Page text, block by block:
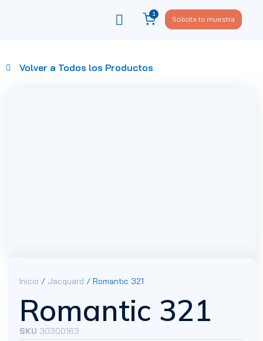
1
Solicita tu muestra
Volver a Todos los Productos
Inicio / Jacquard / Romantic 321
Romantic 321
SKU 30300163